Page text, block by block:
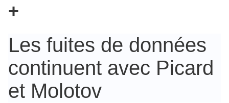
+
Les fuites de données
continuent avec Picard
et Molotov